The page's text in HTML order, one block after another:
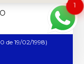
de 19/02/1998)
1